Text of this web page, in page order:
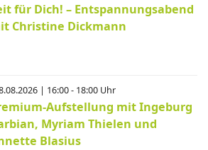
für Dich! – Entspannungsabend
Christine Dickmann
| 16:00 - 18:00 Uhr
Aufstellung mit Ingeburg
Myriam Thielen und
Blasius